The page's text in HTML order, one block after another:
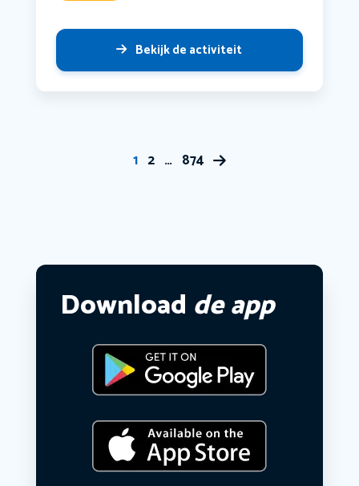
Bekijk de activiteit
1 2 … 874
Download de app